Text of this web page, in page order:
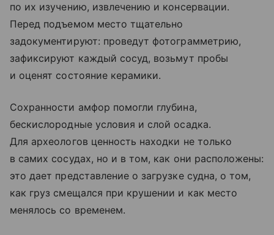
по их изучению, извлечению и консервации.
Перед подъемом место тщательно
задокументируют: проведут фотограмметрию,
зафиксируют каждый сосуд, возьмут пробы
и оценят состояние керамики.
Сохранности амфор помогли глубина,
бескислородные условия и слой осадка.
Для археологов ценность находки не только
в самих сосудах, но и в том, как они расположены:
это дает представление о загрузке судна, о том,
как груз смещался при крушении и как место
менялось со временем.